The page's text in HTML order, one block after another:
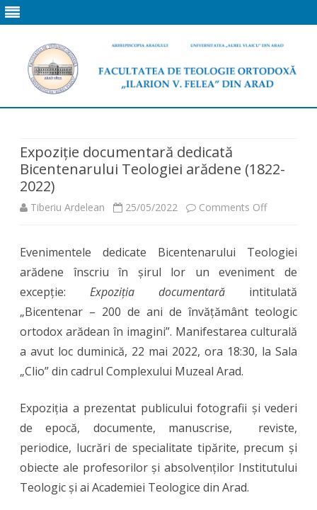
Expoziție documentară dedicată
Bicentenarului Teologiei arădene (1822-
2022)
Tiberiu Ardelean 25/05/2022 Comments Offon
Teologiei
arădene
2022)
Evenimentele dedicate Bicentenarului Teologiei
arădene înscriu în șirul lor un eveniment de
excepție: Expoziția documentară intitulată
„Bicentenar – 200 de ani de învățământ teologic
ortodox arădean în imagini”. Manifestarea culturală
a avut loc duminică, 22 mai 2022, ora 18:30, la Sala
„Clio” din cadrul Complexului Muzeal Arad.
Expoziția a prezentat publicului fotografii și vederi
de epocă, documente, manuscrise, reviste,
periodice, lucrări de specialitate tipărite, precum și
obiecte ale profesorilor și absolvenților Institutului
Teologic și ai Academiei Teologice din Arad.